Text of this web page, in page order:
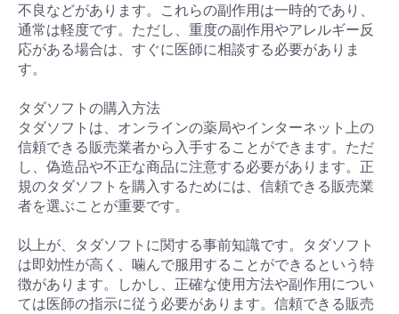
不良などがあります。これらの副作用は一時的であり、
通常は軽度です。ただし、重度の副作用やアレルギー反
応がある場合は、すぐに医師に相談する必要がありま
す。
タダソフトの購入方法
タダソフトは、オンラインの薬局やインターネット上の
信頼できる販売業者から入手することができます。ただ
し、偽造品や不正な商品に注意する必要があります。正
規のタダソフトを購入するためには、信頼できる販売業
者を選ぶことが重要です。
以上が、タダソフトに関する事前知識です。タダソフト
は即効性が高く、噛んで服用することができるという特
徴があります。しかし、正確な使用方法や副作用につい
ては医師の指示に従う必要があります。信頼できる販売